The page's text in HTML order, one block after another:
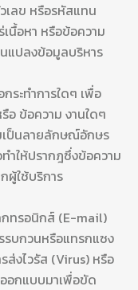
เลข หรือรหัสแทน
นื้อหา หรือข้อความ
แปลงข้อมูลบริหาร
ระทำการใดๆ เพื่อ
อ ข้อความ งานใดๆ
เป็นลายลักษณ์อักษร
ำให้ปรากฎซึ่งข้อความ
ผู้ใช้บริการ
ทรอนิกส์ (E-mail)
รบกวนหรือแทรกแซง
ส่งไวรัส (Virus) หรือ
อกแบบมาเพื่อขัด